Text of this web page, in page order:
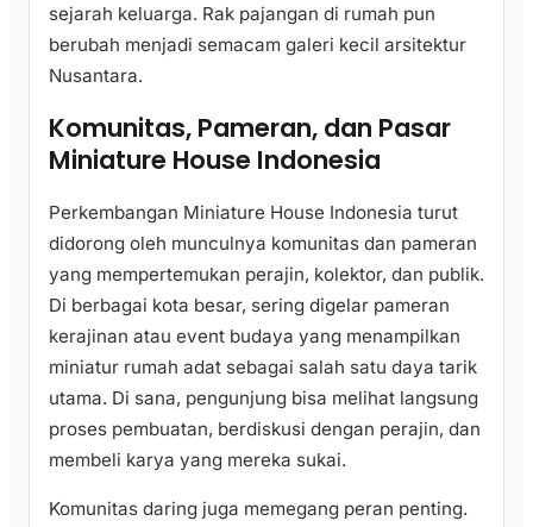
sejarah keluarga. Rak pajangan di rumah pun
berubah menjadi semacam galeri kecil arsitektur
Nusantara.
Komunitas, Pameran, dan Pasar
Miniature House Indonesia
Perkembangan Miniature House Indonesia turut
didorong oleh munculnya komunitas dan pameran
yang mempertemukan perajin, kolektor, dan publik.
Di berbagai kota besar, sering digelar pameran
kerajinan atau event budaya yang menampilkan
miniatur rumah adat sebagai salah satu daya tarik
utama. Di sana, pengunjung bisa melihat langsung
proses pembuatan, berdiskusi dengan perajin, dan
membeli karya yang mereka sukai.
Komunitas daring juga memegang peran penting.